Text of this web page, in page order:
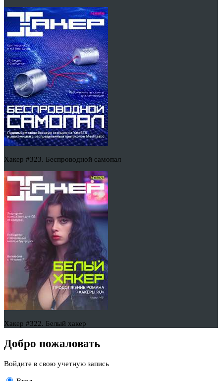
Хакер #323. Беспроводной самопал
Хакер #322. Белый хакер
Добро пожаловать
Войдите в свою учетную запись